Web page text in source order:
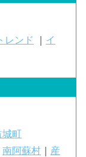
レンド
イ
城町
南阿蘇村
産